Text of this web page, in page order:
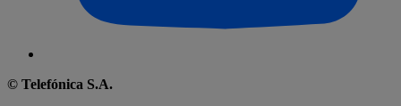
© Telefónica S.A.